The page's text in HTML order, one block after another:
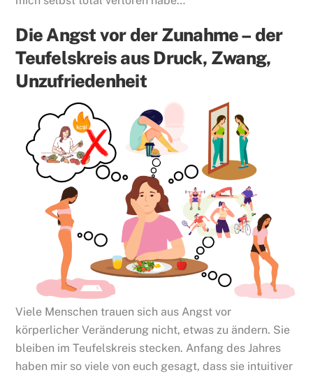
Die Angst vor der Zunahme – der
Teufelskreis aus Druck, Zwang,
Unzufriedenheit
Viele Menschen trauen sich aus Angst vor
körperlicher Veränderung nicht, etwas zu ändern. Sie
bleiben im Teufelskreis stecken. Anfang des Jahres
haben mir so viele von euch gesagt, dass sie intuitiver